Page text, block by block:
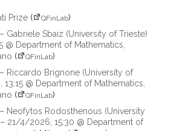
Prize ( QFinLab)
Gabriele Sbaiz (University of Trieste)
@ Department of Mathematics,
( QFinLab)
Riccardo Brignone (University of
@ Department of Mathematics,
( QFinLab)
Neofytos Rodosthenous (University
21/4/2026, 15:30 @ Department of